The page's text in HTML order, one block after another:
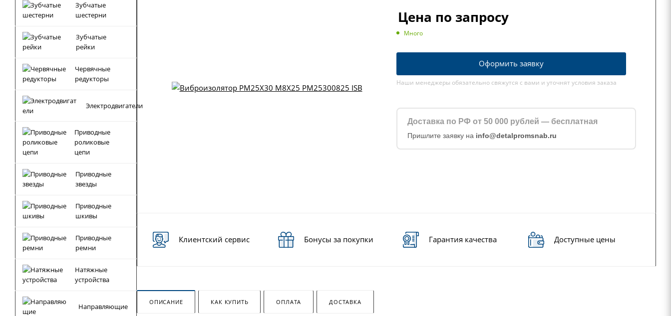
Цена по запросу
Много
Оформить заявку
Наши менеджеры обязательно свяжутся с вами и уточнят условия заказа
Доставка по РФ от 50 000 рублей — бесплатная
Пришлите заявку на info@detalpromsnab.ru
Клиентский сервис Бонусы за покупки Гарантия качества Доступные цены
ОПИСАНИЕ КАК КУПИТЬ ОПЛАТА ДОСТАВКА
Зубчатые
шестерни
Зубчатые
рейки
Червячные
редукторы
Электродвигатели
Приводные
роликовые
цепи
Приводные
звезды
Приводные
шкивы
Приводные
ремни
Натяжные
устройства
Направляющие